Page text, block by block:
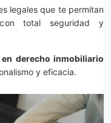
legales que te permitan
con total seguridad y
derecho inmobiliario
y eficacia.